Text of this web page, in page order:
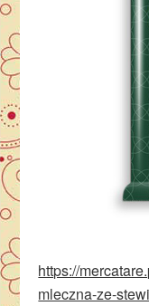
https://
mleczna-ze-